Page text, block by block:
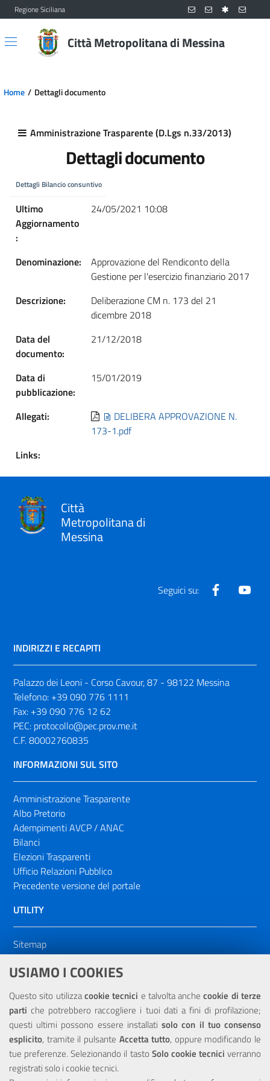
USIAMO I COOKIES
Questo sito utilizzacookie tecnici e talvolta anchecookie di terze
parti che potrebbero raccogliere i tuoi dati a fini di profilazione;
questi ultimi possono essere installatisolo con il tuo consenso
esplicito, tramite il pulsante Accetta tutto, oppure modificando le
tue preferenze. Selezionando il tasto Solo cookie tecnici verranno
registrati solo i cookie tecnici.
Vai al contenuto principale
Vai al menu principale
Regione Siciliana
Città Metropolitana di Messina
Home Dettagli documento
Amministrazione Trasparente (D.Lgs n.33/2013)
Dettagli documento
Dettagli Bilancio consuntivo
Ultimo
Aggiornamento
:
24/05/2021 10:08
Denominazione:
Approvazione del Rendiconto della
Gestione per l'esercizio finanziario 2017
Descrizione:
Deliberazione CM n. 173 del 21
dicembre 2018
Data del
documento:
21/12/2018
Data di
pubblicazione:
15/01/2019
Allegati:
DELIBERA APPROVAZIONE N.
173-1.pdf
Links:
Città
Metropolitana di
Messina
Seguici su: Facebook
INDIRIZZI E RECAPITI
Palazzo dei Leoni - Corso Cavour, 87 - 98122 Messina
Telefono: +39 090 776 1111
Fax: +39 090 776 12 62
PEC: protocollo@pec.prov.me.it
C.F. 80002760835
INFORMAZIONI SUL SITO
Amministrazione Trasparente
Albo Pretorio
Adempimenti AVCP / ANAC
Bilanci
Elezioni Trasparenti
Ufficio Relazioni Pubblico
Precedente versione del portale
UTILITY
Sitemap
Dichiarazione di accessibilità
NOTE LEGALI
Privacy